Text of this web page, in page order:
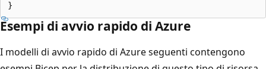
Esempi di avvio rapido di Azure
I modelli di avvio rapido di Azure seguenti contengono